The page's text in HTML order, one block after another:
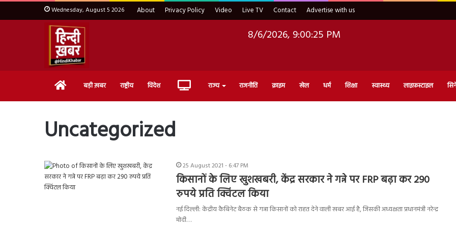
Wednesday, August 5 2026 About Privacy Policy Video Live TV Contact Advertise with us
8/6/2026, 9:00:26 PM
Home बड़ी ख़बर राष्ट्रीय विदेश Live राज्य राजनीति क्राइम खेल धर्म शिक्षा स्वास्थ्य लाइफ़स्टाइल
Uncategorized
25 August 2021 - 6:47 PM
किसानों के लिए खुशखबरी, केंद्र सरकार ने गन्ने पर FRP बढ़ा कर 290
रुपये प्रति क्विंटल किया
नई दिल्ली: केंद्रीय कैबिनेट बैठक से गन्ना किसानों को राहत देने वाली खबर आई है, जिसकी अध्यक्षता प्रधानमंत्री नरेन्द्र
मोदी…